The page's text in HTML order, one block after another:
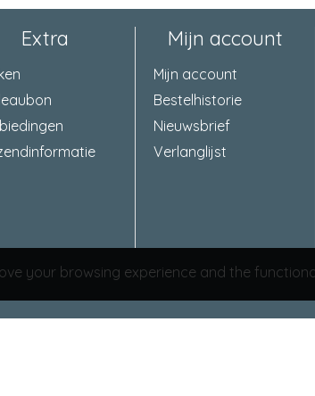
Extra Mijn account
Mijn account
Bestelhistorie
Nieuwsbrief
Verlanglijst
your browsing experience and the